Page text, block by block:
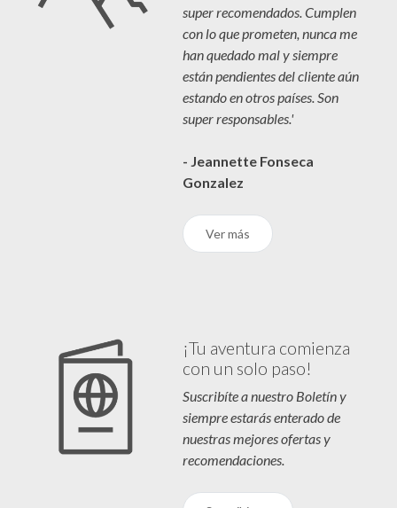
super recomendados. Cumplen
con lo que prometen, nunca me
han quedado mal y siempre
están pendientes del cliente aún
estando en otros países. Son
super responsables.'
- Jeannette Fonseca
Gonzalez
Ver más
¡Tu aventura comienza
con un solo paso!
Suscribíte a nuestro Boletín y
siempre estarás enterado de
nuestras mejores ofertas y
recomendaciones.